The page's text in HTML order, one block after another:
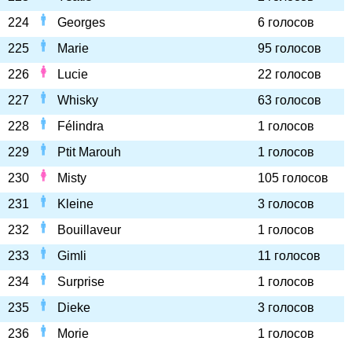
224
Georges
6 голосов
225
Marie
95 голосов
226
Lucie
22 голосов
227
Whisky
63 голосов
228
Félindra
1 голосов
229
Ptit Marouh
1 голосов
230
Misty
105 голосов
231
Kleine
3 голосов
232
Bouillaveur
1 голосов
233
Gimli
11 голосов
234
Surprise
1 голосов
235
Dieke
3 голосов
236
Morie
1 голосов